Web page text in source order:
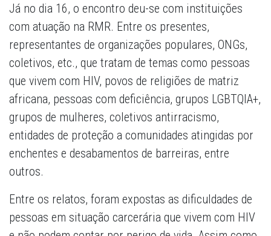
Já no dia 16, o encontro deu-se com instituições
com atuação na RMR. Entre os presentes,
representantes de organizações populares, ONGs,
coletivos, etc., que tratam de temas como pessoas
que vivem com HIV, povos de religiões de matriz
africana, pessoas com deficiência, grupos LGBTQIA+,
grupos de mulheres, coletivos antirracismo,
entidades de proteção a comunidades atingidas por
enchentes e desabamentos de barreiras, entre
outros.
Entre os relatos, foram expostas as dificuldades de
pessoas em situação carcerária que vivem com HIV